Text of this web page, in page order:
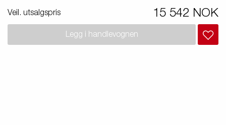
Tilhenger for vannsport
Tilhengere for entreprenøren
-
Veil. utsalgspris 15 542 NOK
Legg i handlevognen